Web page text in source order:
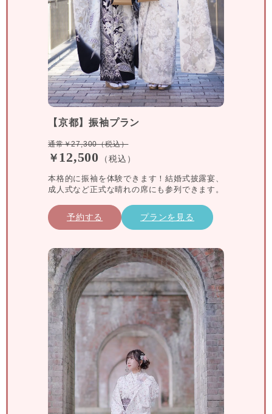
【京都】振袖プラン
通常￥27,300（税込）
￥ 12,500 （税込）
本格的に振袖を体験できます！結婚式披露宴、
成人式など正式な晴れの席にも参列できます。
予約する プランを見る